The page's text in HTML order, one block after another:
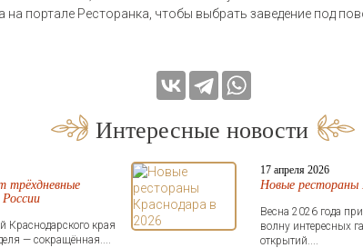
портале Ресторанка, чтобы выбрать заведение под
Интересные новости
трёхдневные
Краснодарского края
— сокращённая....
17 апреля 2026
Новые рестораны
Весна 2026 года
волну интересных
открытий....